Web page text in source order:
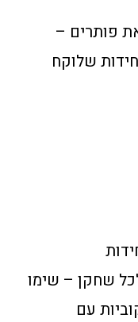
פותרים –
אצלנו הסבלנות היא לעד 5 – 7 חידות שלוקח
פרצופים (6 לכל שחקן – שימו
שחקן מקבל 6 קוביות עם